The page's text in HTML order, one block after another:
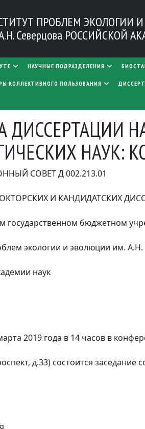
ПРОБЛЕМ ЭКОЛОГИИ
Северцова РОССИЙСКОЙ
НАУЧНЫЕ ПОДРАЗДЕЛЕНИЯ
КОЛЛЕКТИВНОГО ПОЛЬЗОВАНИЯ
ДИССЕРТАЦИИ
НАУК:
СОВЕТ Д 002.213.01
И КАНДИДАТСКИХ
государственном бюджетном
экологии и эволюции им.
наук
2019 года в 14 часов в
д.33) состоится заседание